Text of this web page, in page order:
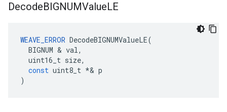
DecodeBIGNUMValueLE
WEAVE_ERROR DecodeBIGNUMValueLE(
BIGNUM & val,
uint16_t size,
const uint8_t *& p
)